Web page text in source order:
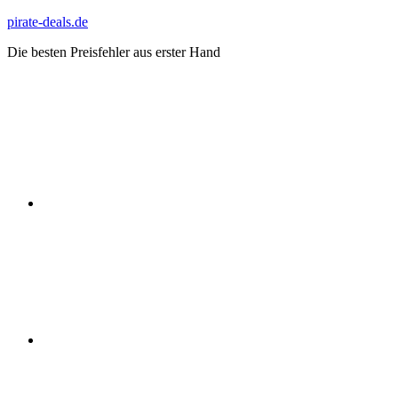
Zum
springen
pirate-deals.de
Die besten Preisfehler aus erster Hand